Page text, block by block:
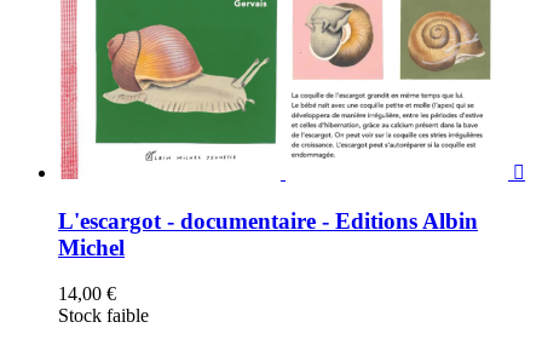

L'escargot - documentaire - Editions Albin
Michel
14,00 €
Stock faible